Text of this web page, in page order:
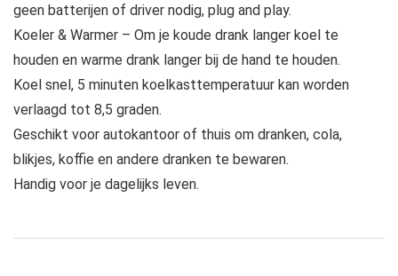
geen batterijen of driver nodig, plug and play.
Koeler & Warmer – Om je koude drank langer koel te
houden en warme drank langer bij de hand te houden.
Koel snel, 5 minuten koelkasttemperatuur kan worden
verlaagd tot 8,5 graden.
Geschikt voor autokantoor of thuis om dranken, cola,
blikjes, koffie en andere dranken te bewaren.
Handig voor je dagelijks leven.